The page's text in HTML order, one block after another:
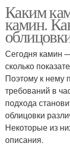
Каким
камин.
Сегодня камин
сколько
Поэтому к нему
требований в
подхода
облицовки
Некоторые из
описания.